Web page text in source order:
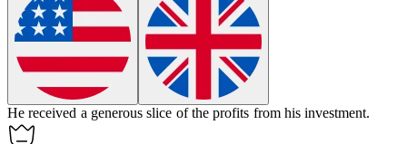
He received a generousslice of the profits from his investment.